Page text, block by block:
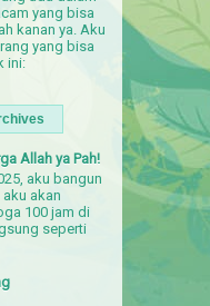
yang bisa
kanan ya. Aku
yang bisa
ini:
Allah ya Pah!
aku bangun
akan
100 jam di
seperti